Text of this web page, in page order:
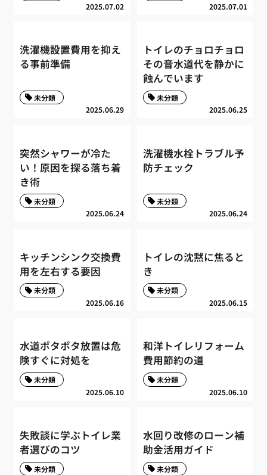
2025.07.02 2025.07.01
洗濯機設置費用を抑え
る事前準備
2025.06.29
未分類
トイレのチョロチョロ
その音水道代を静かに
蝕んでいます
2025.06.25
未分類
突然シャワーが冷た
い！原因を探る落ち着
き術
2025.06.24
未分類
洗濯機水栓トラブル予
防チェック
2025.06.24
未分類
キッチンシンク交換費
用を左右する要因
2025.06.16
未分類
トイレの沈黙に焦ると
き
2025.06.15
未分類
水道ポタポタ放置は危
険すぐに対処を
2025.06.10
未分類
和洋トイレリフォーム
費用節約の道
2025.06.10
未分類
失敗談に学ぶトイレ業
者選びのコツ
未分類
水回り改修のローン補
助金活用ガイド
未分類